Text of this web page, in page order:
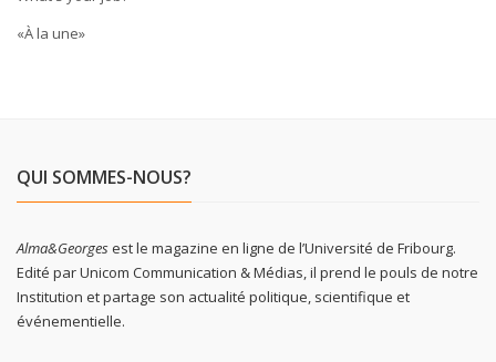
«À la une»
QUI SOMMES-NOUS?
Alma&Georgesest le magazine en ligne de l’Université de Fribourg.
Edité par Unicom Communication & Médias, il prend le pouls de notre
Institution et partage son actualité politique, scientifique et
événementielle.